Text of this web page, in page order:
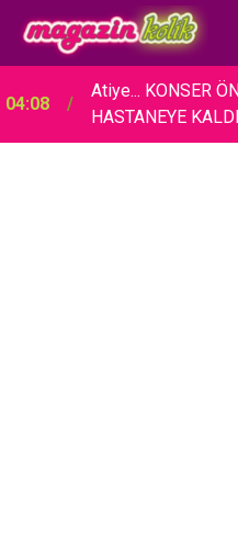
04:08
Atiye... KONSER
HASTANEYE